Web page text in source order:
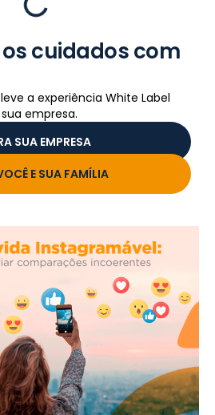
cuidados com
a experiência White Label
empresa.
SUA EMPRESA
E SUA FAMÍLIA